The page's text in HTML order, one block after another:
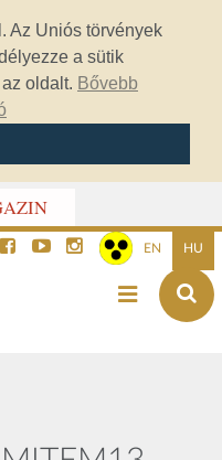
Az Uniós törvények
a sütik
oldalt. Bővebb
EN HU